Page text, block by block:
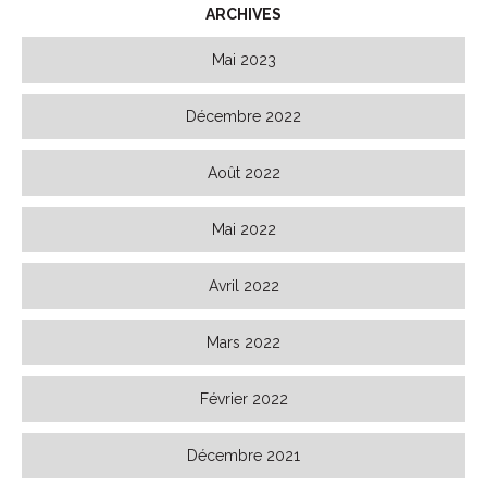
ARCHIVES
Mai 2023
Décembre 2022
Août 2022
Mai 2022
Avril 2022
Mars 2022
Février 2022
Décembre 2021